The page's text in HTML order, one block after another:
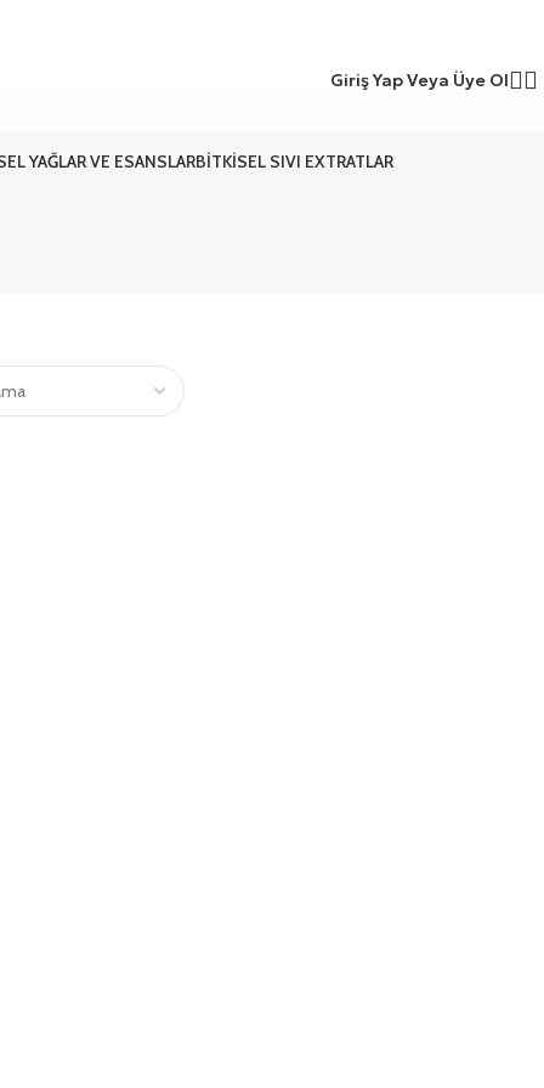
Giriş Yap Veya Üye Ol
YAĞLAR VE ESANSLARBITKISEL SIVI EXTRATLAR